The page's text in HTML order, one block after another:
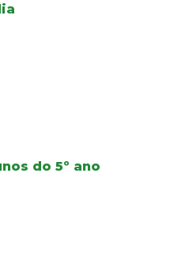
do 5º ano